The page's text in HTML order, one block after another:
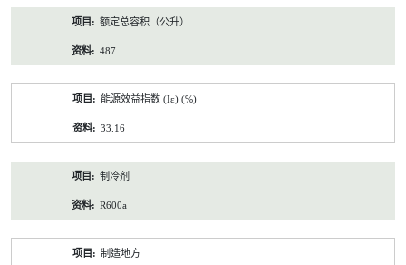
额定总容积（公升）
487
能源效益指数 (Iε) (%)
33.16
制冷剂
R600a
制造地方